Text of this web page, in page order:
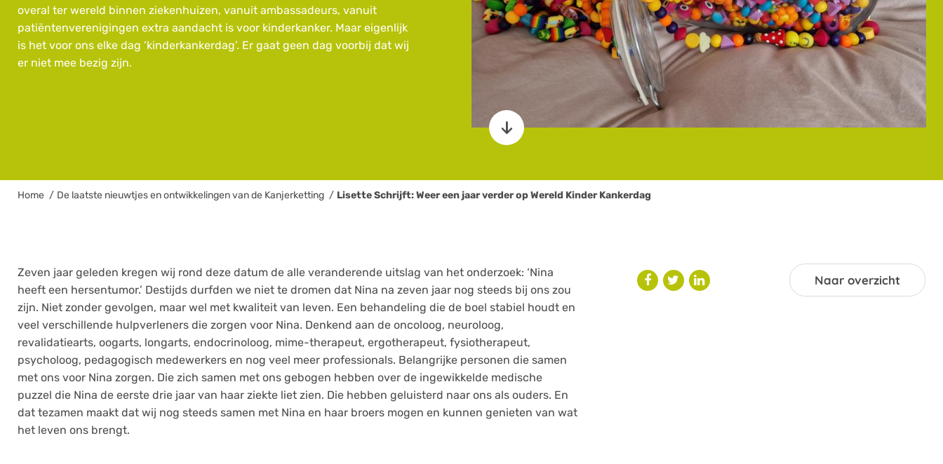
kleurrijke initiatief!
overal ter wereld binnen ziekenhuizen, vanuit ambassadeurs, vanuit
patiëntenverenigingen extra aandacht is voor kinderkanker. Maar eigenlijk
is het voor ons elke dag ‘kinderkankerdag’. Er gaat geen dag voorbij dat wij
er niet mee bezig zijn.

Home De laatste nieuwtjes en ontwikkelingen van de Kanjerketting Lisette Schrijft: Weer een jaar verder op Wereld Kinder Kankerdag
Zeven jaar geleden kregen wij rond deze datum de alle veranderende uitslag van het onderzoek: ‘Nina
heeft een hersentumor.’ Destijds durfden we niet te dromen dat Nina na zeven jaar nog steeds bij ons zou
zijn. Niet zonder gevolgen, maar wel met kwaliteit van leven. Een behandeling die de boel stabiel houdt en
veel verschillende hulpverleners die zorgen voor Nina. Denkend aan de oncoloog, neuroloog,
revalidatiearts, oogarts, longarts, endocrinoloog, mime-therapeut, ergotherapeut, fysiotherapeut,
psycholoog, pedagogisch medewerkers en nog veel meer professionals. Belangrijke personen die samen
met ons voor Nina zorgen. Die zich samen met ons gebogen hebben over de ingewikkelde medische
puzzel die Nina de eerste drie jaar van haar ziekte liet zien. Die hebben geluisterd naar ons als ouders. En
dat tezamen maakt dat wij nog steeds samen met Nina en haar broers mogen en kunnen genieten van wat
het leven ons brengt.
   Naar overzicht